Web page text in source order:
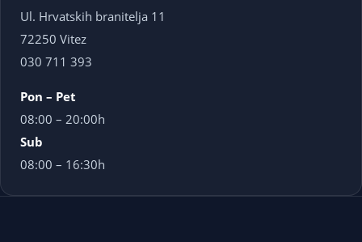
Ul. Hrvatskih branitelja 11
72250 Vitez
030 711 393
Pon – Pet
08:00 – 20:00h
Sub
08:00 – 16:30h